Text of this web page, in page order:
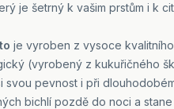
je šetrný k vašim prstům i k
je vyroben z vysoce
(vyrobený z kukuřičného
svou pevnost i při
bichlí pozdě do noci a